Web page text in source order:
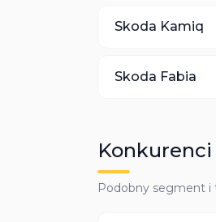
Skoda Kamiq
Skoda Fabia
Podobny segment i